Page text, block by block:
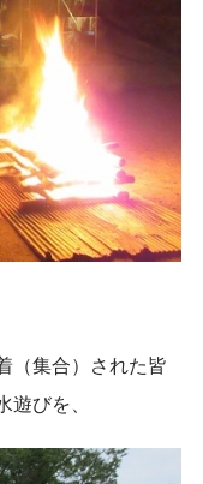
（集合）された皆
びを、